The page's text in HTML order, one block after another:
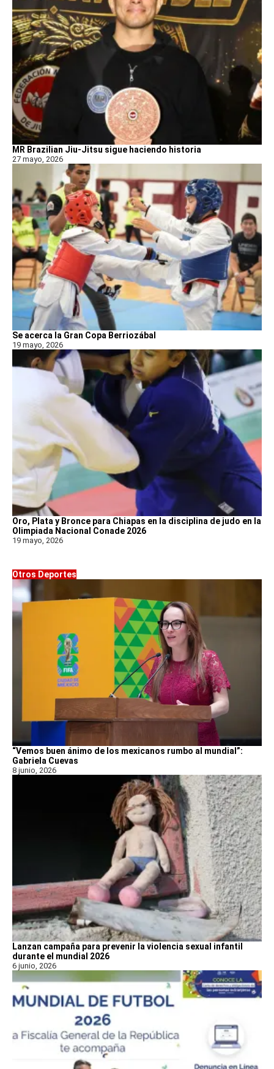
MR Brazilian Jiu-Jitsu sigue haciendo historia
27 mayo, 2026
Se acerca la Gran Copa Berriozábal
19 mayo, 2026
Oro, Plata y Bronce para Chiapas en la disciplina de judo en la
Olimpiada Nacional Conade 2026
19 mayo, 2026
Otros Deportes
“Vemos buen ánimo de los mexicanos rumbo al mundial”:
Gabriela Cuevas
8 junio, 2026
Lanzan campaña para prevenir la violencia sexual infantil
durante el mundial 2026
6 junio, 2026